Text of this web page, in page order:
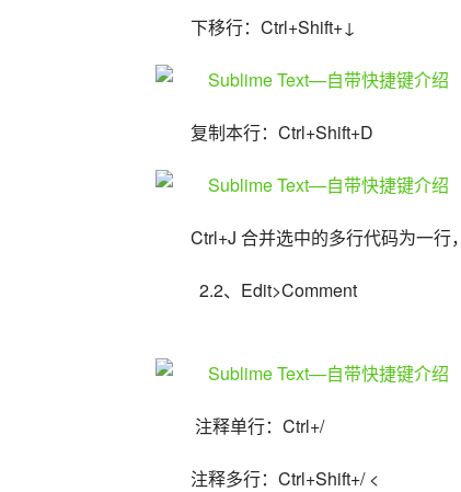
下移行：Ctrl+Shift+↓
复制本行：Ctrl+Shift+D
Ctrl+J 合并选中的多行代码为一行
  2.2、Edit>Comment
注释单行：Ctrl+/
注释多行：